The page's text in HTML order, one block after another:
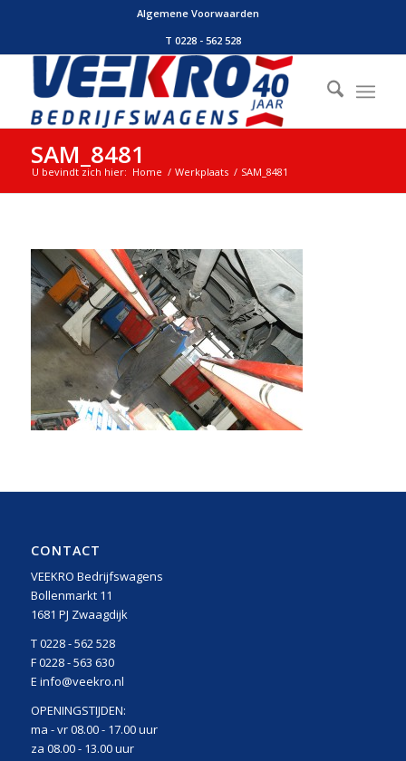
Algemene Voorwaarden
T 0228 - 562 528
SAM_8481
U bevindt zich hier: Home / Werkplaats / SAM_8481
CONTACT
VEEKRO Bedrijfswagens
Bollenmarkt 11
1681 PJ Zwaagdijk
T 0228 - 562 528
F 0228 - 563 630
E info@veekro.nl
OPENINGSTIJDEN:
ma - vr 08.00 - 17.00 uur
za 08.00 - 13.00 uur